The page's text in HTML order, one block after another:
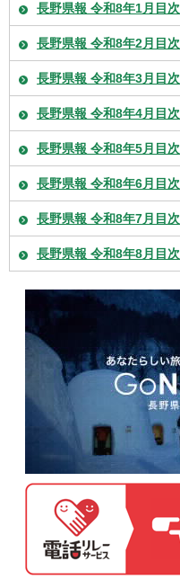
長野県報 令和8年1月目次
長野県報 令和8年2月目次
長野県報 令和8年3月目次
長野県報 令和8年4月目次
長野県報 令和8年5月目次
長野県報 令和8年6月目次
長野県報 令和8年7月目次
長野県報 令和8年8月目次